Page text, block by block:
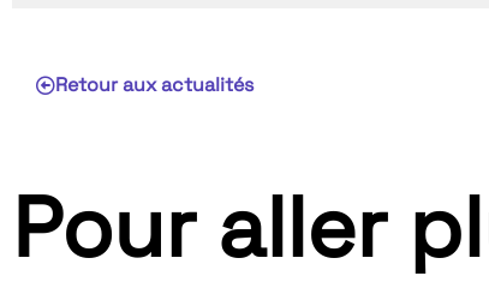
Retour aux actualités
Pour aller